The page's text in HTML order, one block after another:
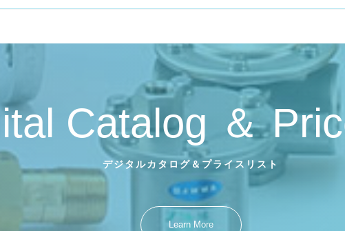
Catalog ＆
デジタルカタログ＆プライスリスト
Learn More